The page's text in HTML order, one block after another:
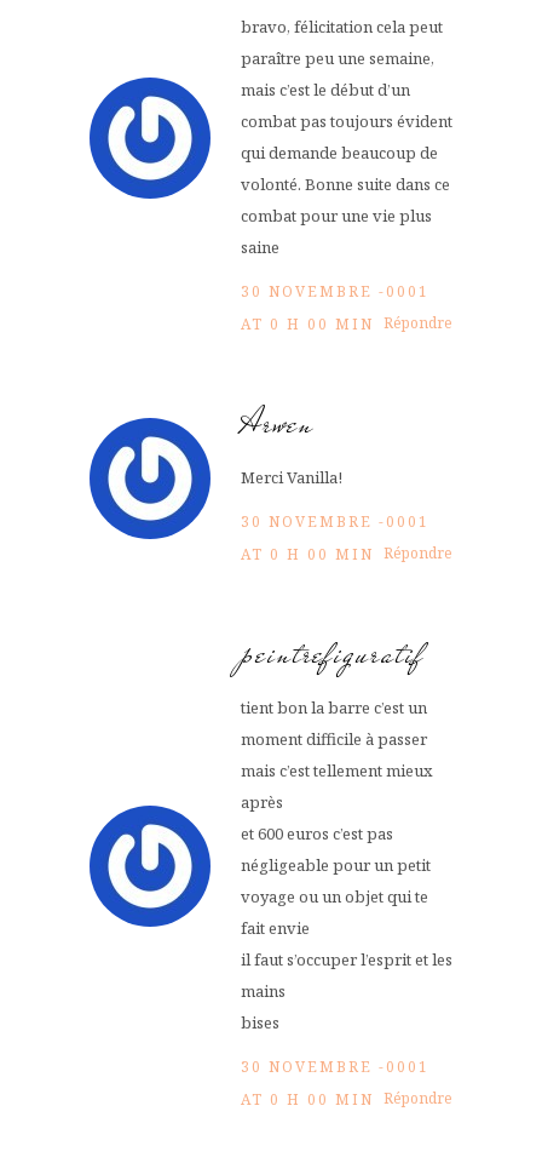
bravo, félicitation cela peut
paraître peu une semaine,
mais c’est le début d’un
combat pas toujours évident
qui demande beaucoup de
volonté. Bonne suite dans ce
combat pour une vie plus
saine
30 NOVEMBRE -0001
AT 0 H 00 MIN Répondre
Arwen
Merci Vanilla!
30 NOVEMBRE -0001
AT 0 H 00 MIN Répondre
peintrefiguratif
tient bon la barre c’est un
moment difficile à passer
mais c’est tellement mieux
après
et 600 euros c’est pas
négligeable pour un petit
voyage ou un objet qui te
fait envie
il faut s’occuper l’esprit et les
mains
bises
30 NOVEMBRE -0001
AT 0 H 00 MIN Répondre